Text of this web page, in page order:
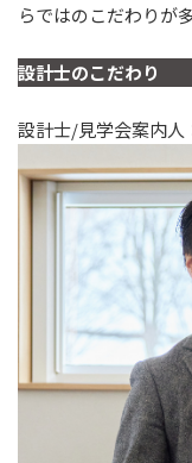
らではのこだわりが多
設計士のこだわり
設計士/見学会案内人